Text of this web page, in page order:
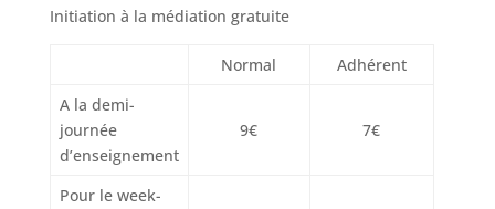
Initiation à la médiation gratuite
Normal
Adhérent
A la demi-
journée
d’enseignement
9€ 7€
Pour le week-